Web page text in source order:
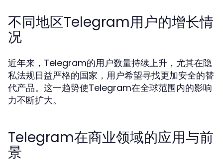
不同地区Telegram用户的增长情
况
近年来，Telegram的用户数量持续上升，尤其在隐
私法规日益严格的国家，用户希望寻找更加安全的替
代产品。这一趋势使Telegram在全球范围内的影响
力不断扩大。
Telegram在商业领域的应用与前
景